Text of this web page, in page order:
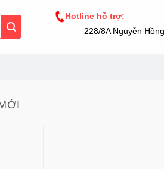
Hotline hỗ trợ:
228/8A Nguyễn